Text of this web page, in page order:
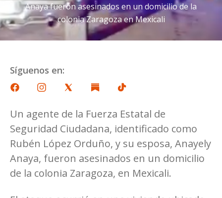
Anaya fueron asesinados en un domicilio de la
colonia Zaragoza en Mexicali
Síguenos en:
Un agente de la Fuerza Estatal de
Seguridad Ciudadana, identificado como
Rubén López Orduño, y su esposa, Anayely
Anaya, fueron asesinados en un domicilio
de la colonia Zaragoza, en Mexicali.